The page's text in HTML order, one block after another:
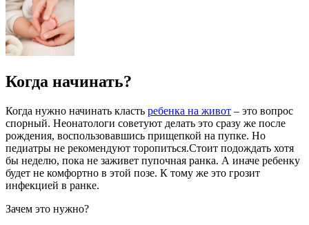
Когда начинать?
Когда нужно начинать класть ребенка на живот – это вопрос
спорный. Неонатологи советуют делать это сразу же после
рождения, воспользовавшись прищепкой на пупке. Но
педиатры не рекомендуют торопиться.Стоит подождать хотя
бы неделю, пока не заживет пупочная ранка. А иначе ребенку
будет не комфортно в этой позе. К тому же это грозит
инфекцией в ранке.
Зачем это нужно?